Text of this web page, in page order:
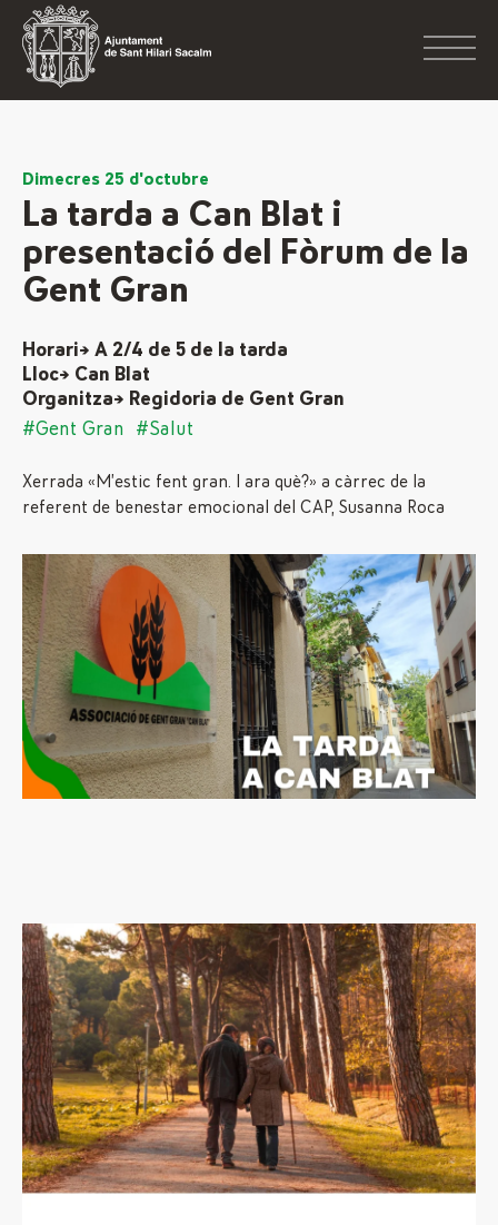
Dimecres 25 d'octubre
La tarda a Can Blat i
presentació del Fòrum de la
Gent Gran
Horari→ A 2/4 de 5 de la tarda
Lloc→ Can Blat
Organitza→ Regidoria de Gent Gran
#Gent Gran
#Salut
Xerrada «M’estic fent gran. I ara què?» a càrrec de la
referent de benestar emocional del CAP, Susanna Roca